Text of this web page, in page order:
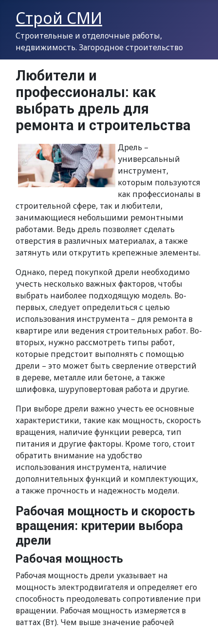
Строй СМИ
Строительные и отделочные работы,
недвижимость. Загородное строительство
Любители и
профессионалы: как
выбрать дрель для
ремонта и строительства
Дрель –
универсальный
инструмент,
которым пользуются
как профессионалы в
строительной сфере, так и любители,
занимающиеся небольшими ремонтными
работами. Ведь дрель позволяет сделать
отверстия в различных материалах, а также
затянуть или открутить крепежные элементы.
Однако, перед покупкой дрели необходимо
учесть несколько важных факторов, чтобы
выбрать наиболее подходящую модель. Во-
первых, следует определиться с целью
использования инструмента – для ремонта в
квартире или ведения строительных работ. Во-
вторых, нужно рассмотреть типы работ,
которые предстоит выполнять с помощью
дрели – это может быть сверление отверстий
в дереве, металле или бетоне, а также
шлифовка, шуруповертовая работа и другие.
При выборе дрели важно учесть ее основные
характеристики, такие как мощность, скорость
вращения, наличие функции реверса, тип
питания и другие факторы. Кроме того, стоит
обратить внимание на удобство
использования инструмента, наличие
дополнительных функций и комплектующих,
а также прочность и надежность модели.
Рабочая мощность и скорость
вращения: критерии выбора
дрели
Рабочая мощность
Рабочая мощность дрели указывает на
мощность электродвигателя и определяет его
способность преодолевать сопротивление при
вращении. Рабочая мощность измеряется в
ваттах (Вт). Чем выше значение рабочей